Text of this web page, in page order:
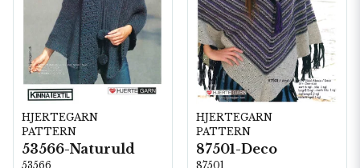
HJERTEGARN
PATTERN
53566-Naturuld
53566
HJERTEGARN
PATTERN
87501-Deco
87501